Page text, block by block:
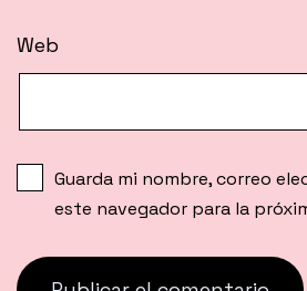
Web
Guarda mi nombre, correo
este navegador para la